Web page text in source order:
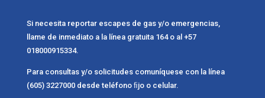
Si necesita reportar escapes de gas y/o emergencias,
llame de inmediato a la línea gratuita 164 o al +57
018000915334.
Para consultas y/o solicitudes comuníquese con la línea
(605) 3227000 desde teléfono ﬁjo o celular.